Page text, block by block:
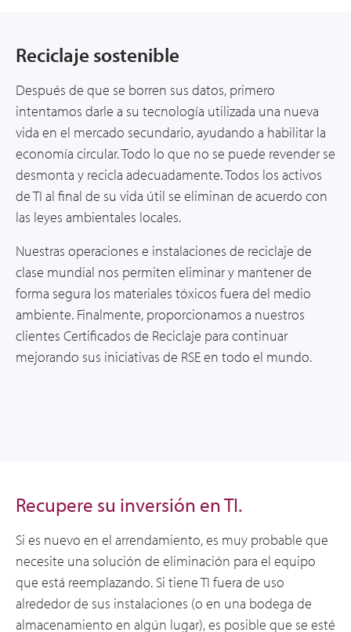
Reciclaje sostenible
Después de que se borren sus datos, primero
intentamos darle a su tecnología utilizada una nueva
vida en el mercado secundario, ayudando a habilitar la
economía circular. Todo lo que no se puede revender se
desmonta y recicla adecuadamente. Todos los activos
de TI al final de su vida útil se eliminan de acuerdo con
las leyes ambientales locales.
Nuestras operaciones e instalaciones de reciclaje de
clase mundial nos permiten eliminar y mantener de
forma segura los materiales tóxicos fuera del medio
ambiente. Finalmente, proporcionamos a nuestros
clientes Certificados de Reciclaje para continuar
mejorando sus iniciativas de RSE en todo el mundo.
Recupere su inversión en TI.
Si es nuevo en el arrendamiento, es muy probable que
necesite una solución de eliminación para el equipo
que está reemplazando. Si tiene TI fuera de uso
alrededor de sus instalaciones (o en una bodega de
almacenamiento en algún lugar), es posible que se esté